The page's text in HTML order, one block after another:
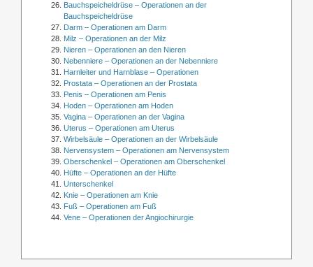
Bauchspeicheldrüse – Operationen an der
Bauchspeicheldrüse
Darm – Operationen am Darm
Milz – Operationen an der Milz
Nieren – Operationen an den Nieren
Nebenniere – Operationen an der Nebenniere
Harnleiter und Harnblase – Operationen
Prostata – Operationen an der Prostata
Penis – Operationen am Penis
Hoden – Operationen am Hoden
Vagina – Operationen an der Vagina
Uterus – Operationen am Uterus
Wirbelsäule – Operationen an der Wirbelsäule
Nervensystem – Operationen am Nervensystem
Oberschenkel – Operationen am Oberschenkel
Hüfte – Operationen an der Hüfte
Unterschenkel
Knie – Operationen am Knie
Fuß – Operationen am Fuß
Vene – Operationen der Angiochirurgie